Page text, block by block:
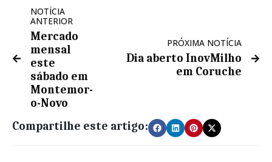
NOTÍCIA
ANTERIOR
Mercado
mensal
este
sábado em
Montemor-
o-Novo
PRÓXIMA NOTÍCIA
Dia aberto InovMilho
em Coruche
Compartilhe este artigo: